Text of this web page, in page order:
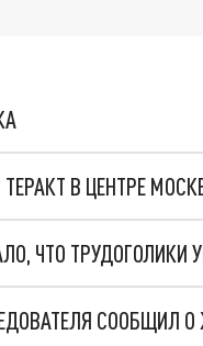
В ЦЕНТРЕ
ЧТО
СООБЩИЛ